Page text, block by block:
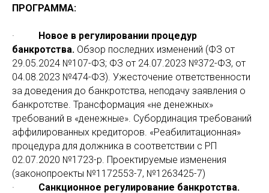
ПРОГРАММА:
· Новое в регулировании процедур
банкротства. Обзор последних изменений (ФЗ от
29.05.2024 №107-ФЗ; ФЗ от 24.07.2023 №372-ФЗ, от
04.08.2023 №474-ФЗ). Ужесточение ответственности
за доведения до банкротства, неподачу заявления о
банкротстве. Трансформация «не денежных»
требований в «денежные». Субординация требований
аффилированных кредиторов. «Реабилитационная»
процедура для должника в соответствии с РП
02.07.2020 №1723-р. Проектируемые изменения
(законопроекты №1172553-7, №1263425-7)
· Санкционное регулирование банкротства.